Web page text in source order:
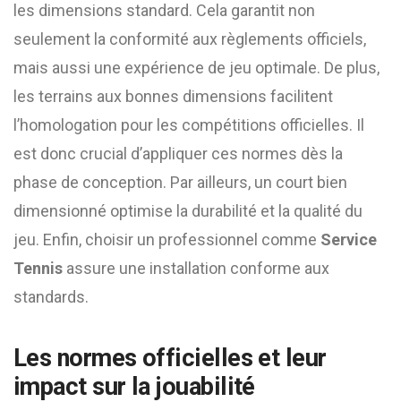
les dimensions standard. Cela garantit non
seulement la conformité aux règlements officiels,
mais aussi une expérience de jeu optimale. De plus,
les terrains aux bonnes dimensions facilitent
l’homologation pour les compétitions officielles. Il
est donc crucial d’appliquer ces normes dès la
phase de conception. Par ailleurs, un court bien
dimensionné optimise la durabilité et la qualité du
jeu. Enfin, choisir un professionnel comme Service
Tennis assure une installation conforme aux
standards.
Les normes officielles et leur
impact sur la jouabilité